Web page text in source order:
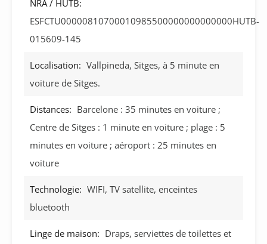
NRA / HUTB:
ESFCTU00000810700010985500000000000000HUTB-
015609-145
Localisation: Vallpineda, Sitges, à 5 minute en
voiture de Sitges.
Distances: Barcelone : 35 minutes en voiture ;
Centre de Sitges : 1 minute en voiture ; plage : 5
minutes en voiture ; aéroport : 25 minutes en
voiture
Technologie: WIFI, TV satellite, enceintes
bluetooth
Linge de maison: Draps, serviettes de toilettes et